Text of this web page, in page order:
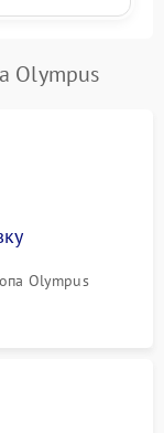
Olympus
Olympus